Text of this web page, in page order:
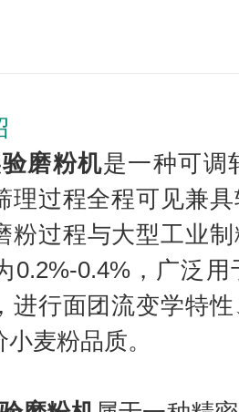
磨粉机是一种可调
理过程全程可见兼
粉过程与大型工业
0.2%-0.4%，广泛
进行面团流变学特
麦粉品质。